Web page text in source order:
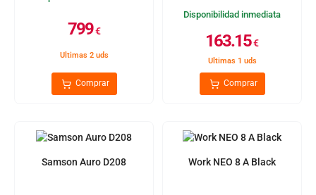
799€
Ultimas 2 uds
Comprar
Disponibilidad inmediata
163.15€
Ultimas 1 uds
Comprar
Samson Auro D208 Work NEO 8 A Black